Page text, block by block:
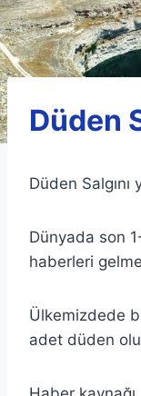
Düden
Düden Salgını
Dünyada son
haberleri
Ülkemizdede
adet düden